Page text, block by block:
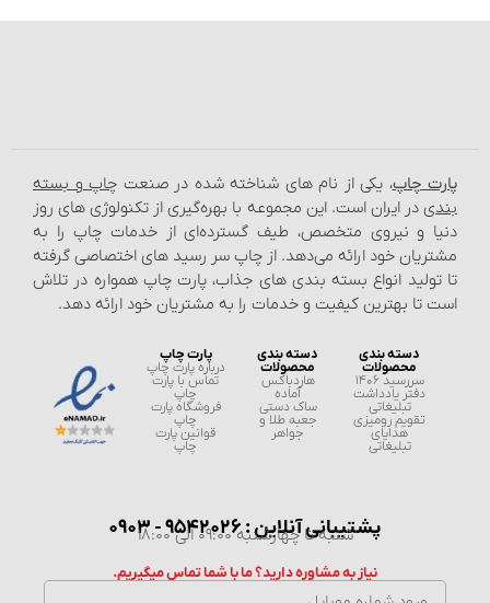
پارت چاپ، یکی از نام‌ های شناخته شده در صنعت چاپ و بسته‌
بندی در ایران است. این مجموعه با بهره‌گیری از تکنولوژی‌ های روز
دنیا و نیروی متخصص، طیف گسترده‌ای از خدمات چاپ را به
مشتریان خود ارائه می‌دهد. از چاپ سر رسید های اختصاصی گرفته
تا تولید انواع بسته‌ بندی‌ های جذاب، پارت چاپ همواره در تلاش
است تا بهترین کیفیت و خدمات را به مشتریان خود ارائه دهد.
دسته بندی
محصولات
سررسید 1406
دفتر یادداشت
تبلیغاتی
تقویم رومیزی
هدایای
تبلیغاتی
دسته بندی
محصولات
هاردباکس
آماده
ساک دستی
جعبه طلا و
جواهر
پارت چاپ
درباره پارت چاپ
تماس با پارت
چاپ
فروشگاه پارت
چاپ
قوانین پارت
چاپ
پشتیبانی آنلاین : 9542026 - 0903
شنبه تا چهارشنبه 09:00 الی 18:00
نیاز به مشاوره دارید؟ ما با شما تماس میگیریم.